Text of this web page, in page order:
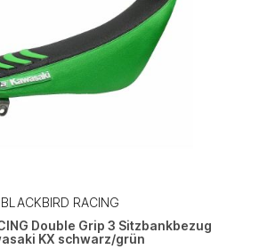
BLACKBIRD RACING
Double Grip 3 Sitzbankbezug
KX schwarz/grün